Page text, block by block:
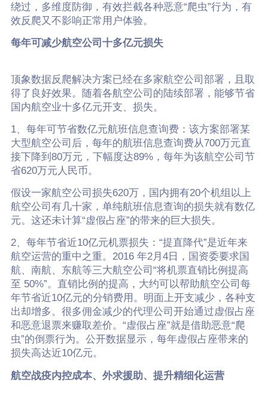
绕过，多维度防御，有效拦截各种恶意“爬虫”行为，有
效反爬又不影响正常用户体验。
每年可减少航空公司十多亿元损失
顶象数据反爬解决方案已经在多家航空公司部署，且取
得了良好效果。随着各航空公司的陆续部署，能够节省
国内航空业十多亿元开支、损失。
1、每年可节省数亿元航班信息查询费：该方案部署某
大型航空公司后，每年的航班信息查询费从700万元直
接下降到80万元，下幅度达89%，每年为该航空公司节
省620万元人民币。
假设一家航空公司损失620万，国内拥有20个机组以上
航空公司有几十家，单纯航班信息查询的损失就有数亿
元。这还未计算“虚假占座”的带来的巨大损失。
2、每年节省近10亿元机票损失：“提直降代”是近年来
航空运营的重中之重。2016 年2月4日，国资委要求国
航、南航、东航等三大航空公司“将机票直销比例提高
至 50%”。直销比例的提高，大约可以帮助航空公司每
年节省近10亿元的分销费用。明面上开支减少，各种支
出却增多。很多佣金减少的代理公司开始通过虚假占座
和恶意退票来赚取差价。“虚假占座”就是借助恶意“爬
虫”的倒票行为。公开数据显示，每年虚假占座带来的
损失高达近10亿元。
航空战疫内控成本、外求援助、提升精细化运营